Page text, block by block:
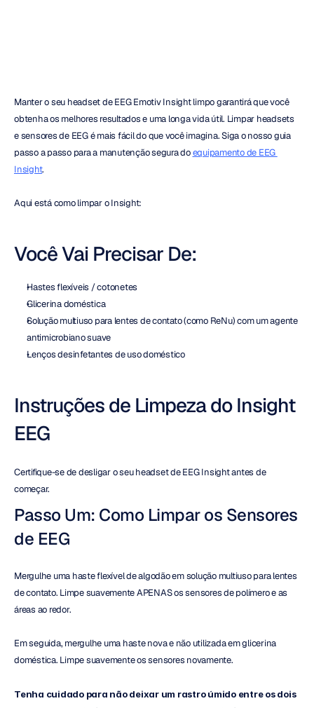
Manter o seu headset de EEG Emotiv Insight limpo garantirá que você
obtenha os melhores resultados e uma longa vida útil. Limpar headsets
e sensores de EEG é mais fácil do que você imagina. Siga o nosso guia
passo a passo para a manutenção segura do equipamento de EEG
Insight.
Aqui está como limpar o Insight:
Você Vai Precisar De:
Hastes flexíveis / cotonetes
Glicerina doméstica
Solução multiuso para lentes de contato (como ReNu) com um agente
antimicrobiano suave
Lenços desinfetantes de uso doméstico
Instruções de Limpeza do Insight
EEG
Certifique-se de desligar o seu headset de EEG Insight antes de
começar.
Passo Um: Como Limpar os Sensores
de EEG
Mergulhe uma haste flexível de algodão em solução multiuso para lentes
de contato. Limpe suavemente APENAS os sensores de polímero e as
áreas ao redor.
Em seguida, mergulhe uma haste nova e não utilizada em glicerina
doméstica. Limpe suavemente os sensores novamente.
Tenha cuidado para não deixar um rastro úmido entre os dois